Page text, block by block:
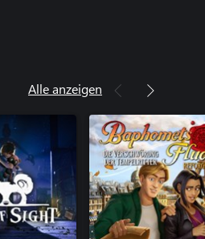
Alle anzeigen